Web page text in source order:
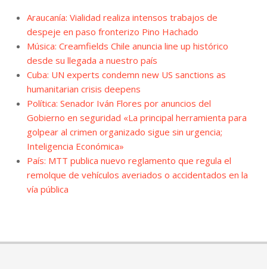
Araucanía: Vialidad realiza intensos trabajos de
despeje en paso fronterizo Pino Hachado
Música: Creamfields Chile anuncia line up histórico
desde su llegada a nuestro país
Cuba: UN experts condemn new US sanctions as
humanitarian crisis deepens
Política: Senador Iván Flores por anuncios del
Gobierno en seguridad «La principal herramienta para
golpear al crimen organizado sigue sin urgencia;
Inteligencia Económica»
País: MTT publica nuevo reglamento que regula el
remolque de vehículos averiados o accidentados en la
vía pública